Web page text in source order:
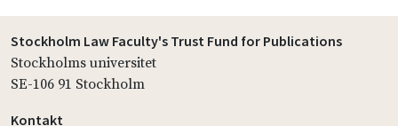
Stockholm Law Faculty's Trust Fund for Publications
Stockholms universitet
SE-106 91 Stockholm
Kontakt